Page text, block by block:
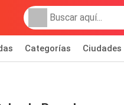
Categorías Ciudades